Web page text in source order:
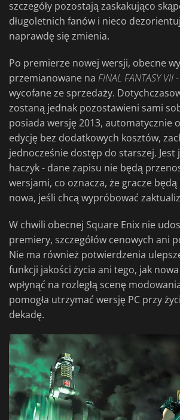
szczegóły pozostają zaskakująco
długoletnich fanów i nieco
naprawdę się zmienia.
Po premierze nowej wersji, obecne
przemianowane na FINAL FANTASY
wycofane ze sprzedaży.
zostaną jednak pozostawieni sami
posiada wersję 2013, automatycznie
edycję bez dodatkowych kosztów,
jednocześnie dostęp do starszej. Jest
haczyk - dane zapisu nie będą
wersjami, co oznacza, że gracze
nowa, jeśli chcą wypróbować
W chwili obecnej Square Enix nie
premiery, szczegółów cenowych ani
Nie ma również potwierdzenia
funkcji jakości życia ani tego, jak
wpłynąć na rozległą scenę
pomogła utrzymać wersję PC przy
dekadę.